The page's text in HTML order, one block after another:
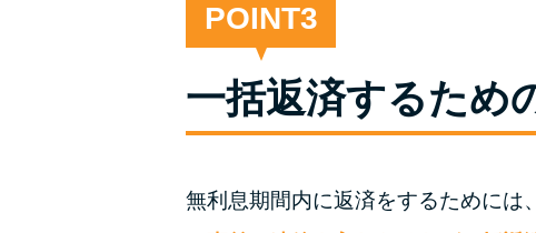
POINT
一括返済するため
無利息期間内に返済をするためには